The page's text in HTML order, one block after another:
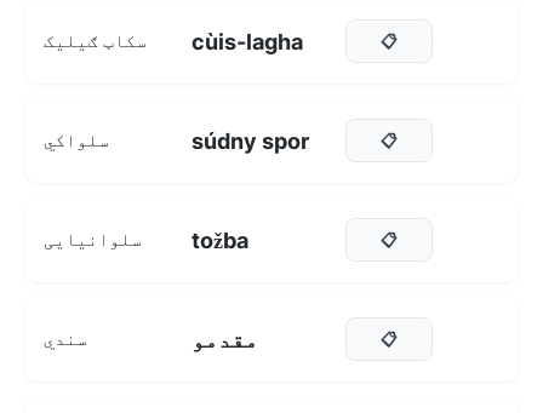
سکاټ ګیلیک cùis-lagha 📋
سلواکي súdny spor 📋
سلوانیایی tožba 📋
سندي مقدمو 📋